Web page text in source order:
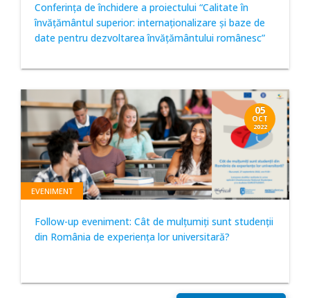
Conferința de închidere a proiectului “Calitate în
învățământul superior: internaționalizare şi baze de
date pentru dezvoltarea învățământului românesc”
05
OCT
2022
EVENIMENT
Follow-up eveniment: Cât de mulțumiți sunt studenții
din România de experiența lor universitară?